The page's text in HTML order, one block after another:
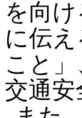
を向
に伝
こと
交通